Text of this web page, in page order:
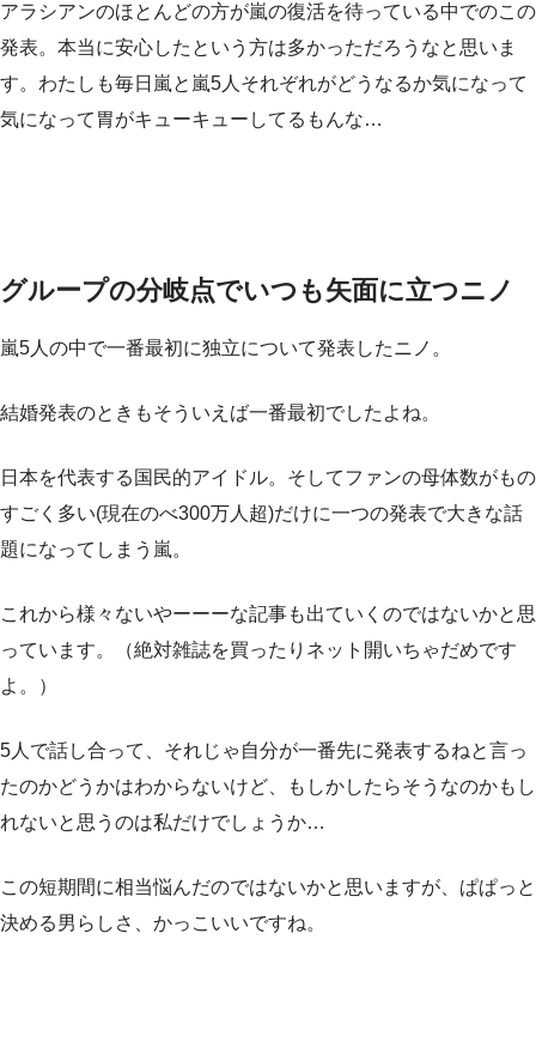
アラシアンのほとんどの方が嵐の復活を待っている中でのこの
発表。本当に安心したという方は多かっただろうなと思いま
す。わたしも毎日嵐と嵐5人それぞれがどうなるか気になって
気になって胃がキューキューしてるもんな…
グループの分岐点でいつも矢面に立つニノ
嵐5人の中で一番最初に独立について発表したニノ。
結婚発表のときもそういえば一番最初でしたよね。
日本を代表する国民的アイドル。そしてファンの母体数がもの
すごく多い(現在のべ300万人超)だけに一つの発表で大きな話
題になってしまう嵐。
これから様々ないやーーーな記事も出ていくのではないかと思
っています。（絶対雑誌を買ったりネット開いちゃだめです
よ。）
5人で話し合って、それじゃ自分が一番先に発表するねと言っ
たのかどうかはわからないけど、もしかしたらそうなのかもし
れないと思うのは私だけでしょうか…
この短期間に相当悩んだのではないかと思いますが、ぱぱっと
決める男らしさ、かっこいいですね。